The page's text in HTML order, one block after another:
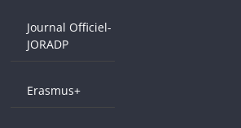
Journal Officiel-
JORADP
Erasmus+